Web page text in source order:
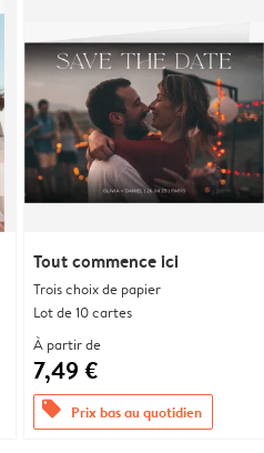
Tout commence ici
Trois choix de papier
Lot de 10 cartes
À partir de
7,49 €
offers Prix bas au quotidien